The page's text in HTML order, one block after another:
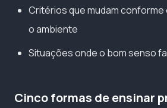
Critérios que mudam
o ambiente
Situações onde o bom senso
Cinco formas de ensinar